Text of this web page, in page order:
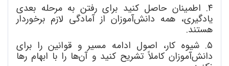
۴. اطمینان حاصل کنید برای رفتن به مرحله بعدی
یادگیری، همه دانشآموزان از آمادگی لازم برخوردار
هستند.
۵. شیوه کار، اصول ادامه مسیر و قوانین را برای
دانشآموزان کاملاً تشریح کنید و آنها را با ابهام رها